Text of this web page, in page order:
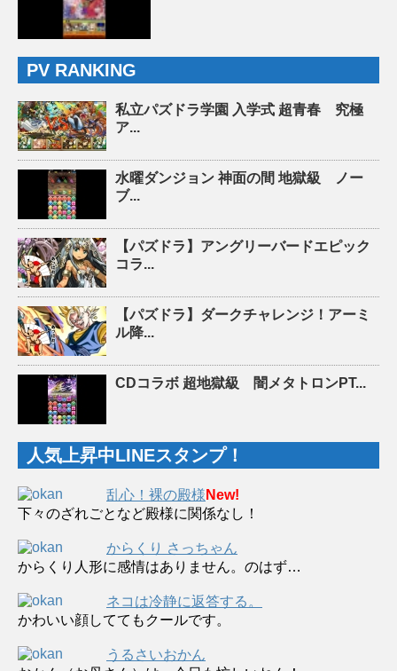
PV RANKING
私立パズドラ学園 入学式 超青春 究極
ア...
水曜ダンジョン 神面の間 地獄級 ノー
ブ...
【パズドラ】アングリーバードエピック
コラ...
【パズドラ】ダークチャレンジ！アーミ
ル降...
CDコラボ 超地獄級 闇メタトロンPT...
人気上昇中LINEスタンプ！
乱心！裸の殿様 New!
下々のざれごとなど殿様に関係なし！
からくり さっちゃん
からくり人形に感情はありません。のはず…
ネコは冷静に返答する。
かわいい顔しててもクールです。
うるさいおかん